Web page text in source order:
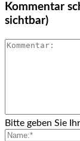
Kommentar
sichtbar)
Bitte geben Sie